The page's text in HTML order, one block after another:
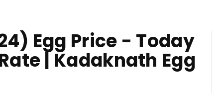
Egg Price - Today
| Kadaknath Egg